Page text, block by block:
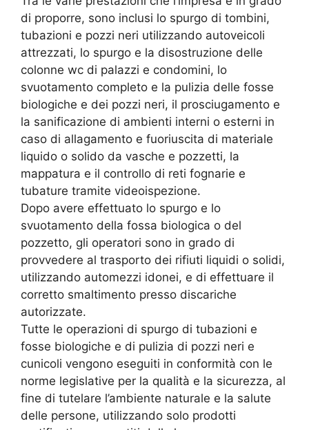
di proporre, sono inclusi lo spurgo di tombini,
tubazioni e pozzi neri utilizzando autoveicoli
attrezzati, lo spurgo e la disostruzione delle
colonne wc di palazzi e condomini, lo
svuotamento completo e la pulizia delle fosse
biologiche e dei pozzi neri, il prosciugamento e
la sanificazione di ambienti interni o esterni in
caso di allagamento e fuoriuscita di materiale
liquido o solido da vasche e pozzetti, la
mappatura e il controllo di reti fognarie e
tubature tramite videoispezione.
Dopo avere effettuato lo spurgo e lo
svuotamento della fossa biologica o del
pozzetto, gli operatori sono in grado di
provvedere al trasporto dei rifiuti liquidi o solidi,
utilizzando automezzi idonei, e di effettuare il
corretto smaltimento presso discariche
autorizzate.
Tutte le operazioni di spurgo di tubazioni e
fosse biologiche e di pulizia di pozzi neri e
cunicoli vengono eseguiti in conformità con le
norme legislative per la qualità e la sicurezza, al
fine di tutelare l’ambiente naturale e la salute
delle persone, utilizzando solo prodotti